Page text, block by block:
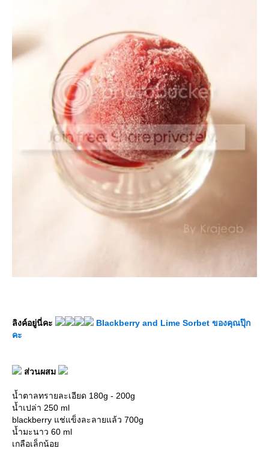
ลิงค์อยู่นี่คะ
Blackberry and Lime Sorbet ของคุณปุ๊ก
คะ
ส่วนผสม
น้ำตาลทรายละเอียด 180g - 200g
น้ำเปล่า 250 ml
blackberry แช่แข็งละลายแล้ว 700g
น้ำมะนาว 60 ml
เกลือเล็กน้อ